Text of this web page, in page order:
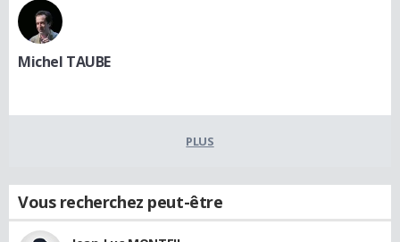
Michel TAUBE
PLUS
Vous recherchez peut-être